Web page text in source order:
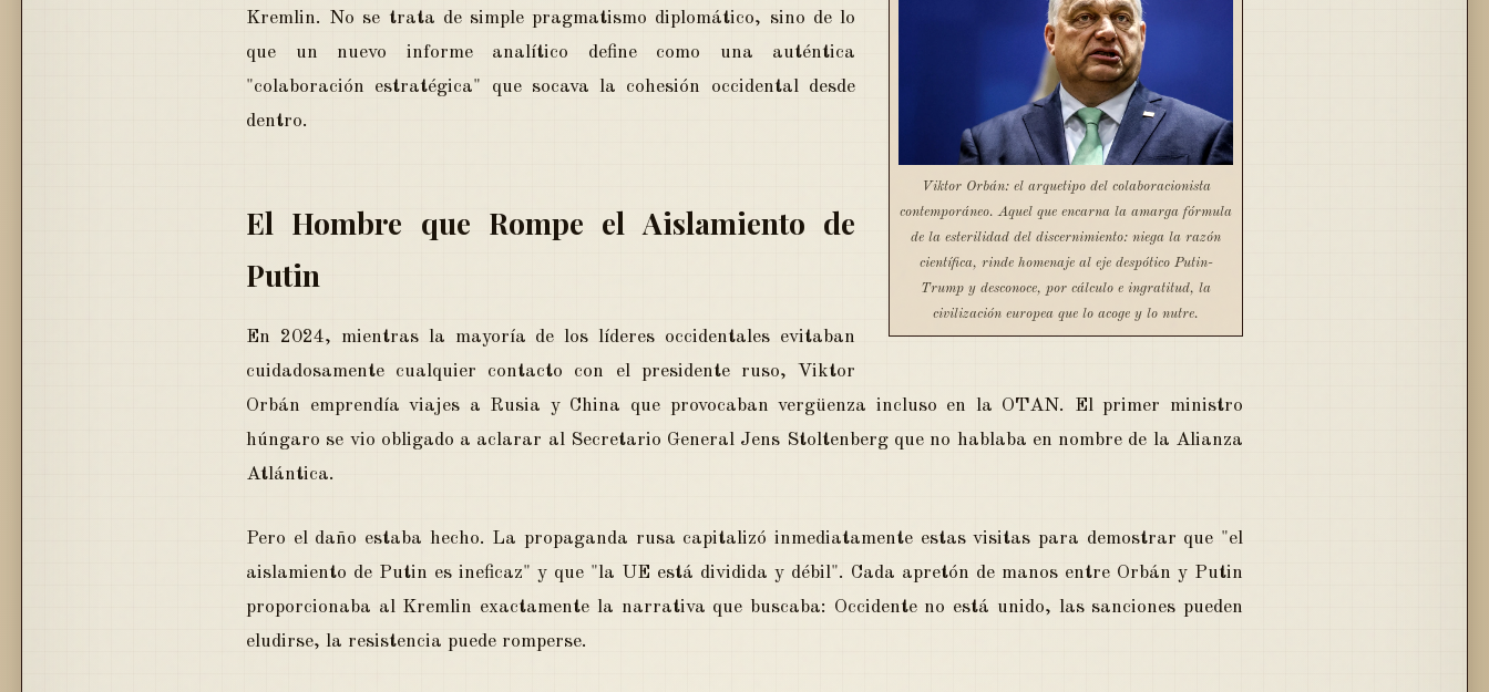
Viktor Orbán: el arquetipo del colaboracionista
contemporáneo. Aquel que encarna la amarga fórmula
de la esterilidad del discernimiento: niega la razón
científica, rinde homenaje al eje despótico Putin-
Trump y desconoce, por cálculo e ingratitud, la
civilización europea que lo acoge y lo nutre.
Kremlin. No se trata de simple pragmatismo diplomático, sino de lo
que un nuevo informe analítico define como una auténtica
"colaboración estratégica" que socava la cohesión occidental desde
dentro.
El Hombre que Rompe el Aislamiento de
Putin
En 2024, mientras la mayoría de los líderes occidentales evitaban
cuidadosamente cualquier contacto con el presidente ruso, Viktor
Orbán emprendía viajes a Rusia y China que provocaban vergüenza incluso en la OTAN. El primer ministro
húngaro se vio obligado a aclarar al Secretario General Jens Stoltenberg que no hablaba en nombre de la Alianza
Atlántica.
Pero el daño estaba hecho. La propaganda rusa capitalizó inmediatamente estas visitas para demostrar que "el
aislamiento de Putin es ineficaz" y que "la UE está dividida y débil". Cada apretón de manos entre Orbán y Putin
proporcionaba al Kremlin exactamente la narrativa que buscaba: Occidente no está unido, las sanciones pueden
eludirse, la resistencia puede romperse.